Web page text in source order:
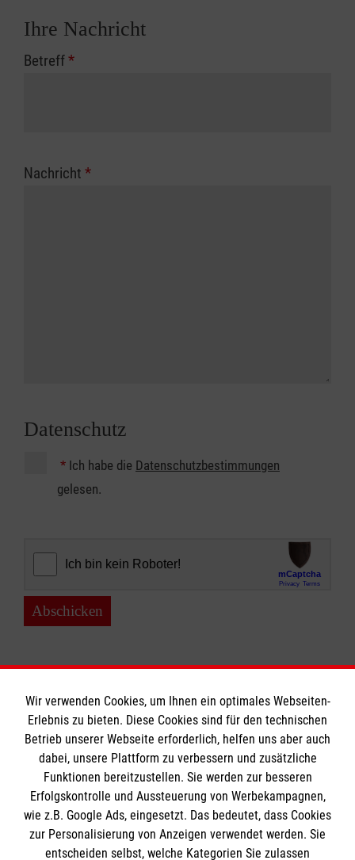
Ihre Nachricht
Betreff*
Nachricht *
Datenschutz
* Ich habe die Datenschutzbestimmungen
gelesen.
Abschicken
Informationen
Impressum
Datenschutz
Kontakt
Die Malteser
Wir verwenden Cookies, um Ihnen ein optimales Webseiten-
Erlebnis zu bieten. Diese Cookies sind für den technischen
Betrieb unserer Webseite erforderlich, helfen uns aber auch
dabei, unsere Plattform zu verbessern und zusätzliche
Funktionen bereitzustellen. Sie werden zur besseren
Erfolgskontrolle und Aussteuerung von Werbekampagnen,
wie z.B. Google Ads, eingesetzt. Das bedeutet, dass Cookies
zur Personalisierung von Anzeigen verwendet werden. Sie
entscheiden selbst, welche Kategorien Sie zulassen